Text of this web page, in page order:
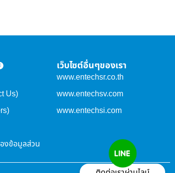
Us)
งข้อมูลส่วน
เว็บไซต์อื่นๆของเรา
www.entechsr.co.th
www.entechsv.com
www.entechsi.com